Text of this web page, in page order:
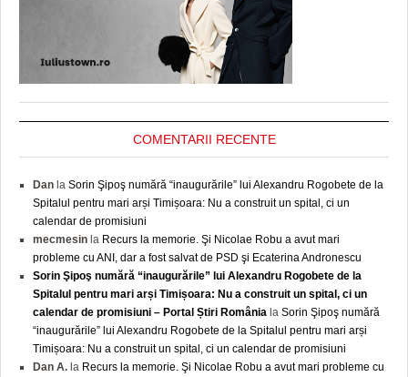
COMENTARII RECENTE
Dan la Sorin Şipoş numără “inaugurările” lui Alexandru Rogobete de la
Spitalul pentru mari arși Timișoara: Nu a construit un spital, ci un
calendar de promisiuni
mecmesin la Recurs la memorie. Şi Nicolae Robu a avut mari
probleme cu ANI, dar a fost salvat de PSD şi Ecaterina Andronescu
Sorin Şipoş numără “inaugurările” lui Alexandru Rogobete de la
Spitalul pentru mari arși Timișoara: Nu a construit un spital, ci un
calendar de promisiuni – Portal Știri România la Sorin Şipoş numără
“inaugurările” lui Alexandru Rogobete de la Spitalul pentru mari arși
Timișoara: Nu a construit un spital, ci un calendar de promisiuni
Dan A. la Recurs la memorie. Şi Nicolae Robu a avut mari probleme cu